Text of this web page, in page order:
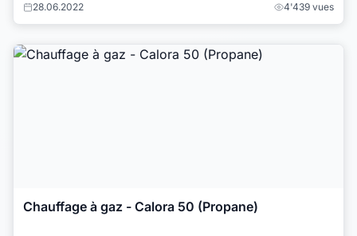
28.06.2022
4'439 vues
Chauffage à gaz - Calora 50 (Propane)